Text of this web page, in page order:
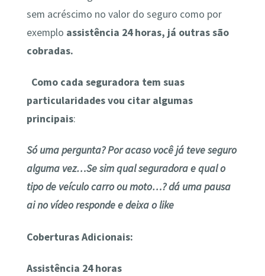
sem acréscimo no valor do seguro como por
exemplo assistência 24 horas, já outras são
cobradas.
Como cada seguradora tem suas
particularidades vou citar algumas
principais:
Só uma pergunta? Por acaso você já teve seguro
alguma vez…Se sim qual seguradora e qual o
tipo de veículo carro ou moto…? dá uma pausa
ai no vídeo responde e deixa o like
Coberturas Adicionais:
Assistência 24 horas